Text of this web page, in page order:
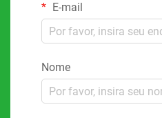
E-mail
Nome